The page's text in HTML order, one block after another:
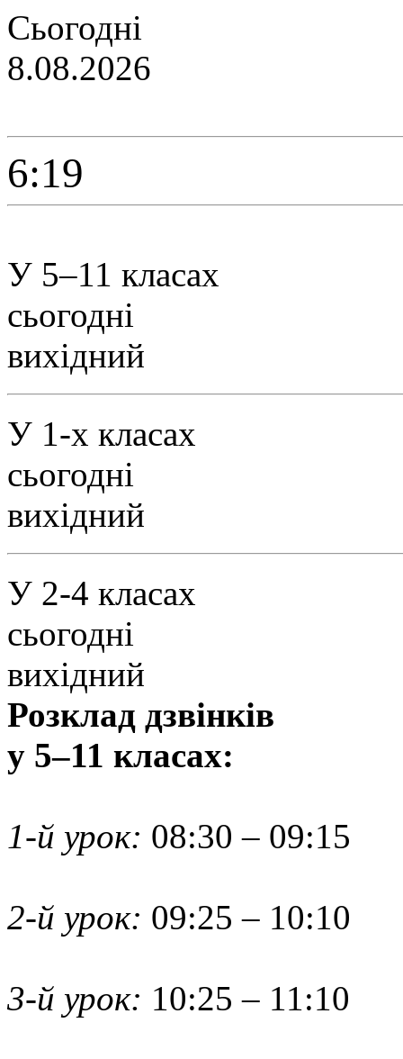
Сьогодні
8.08.2026
6:19
У 5–11 класах
сьогодні
вихідний
У 1-х класах
сьогодні
вихідний
У 2-4 класах
сьогодні
вихідний
Розклад дзвінків
у 5–11 класах:
1-й урок: 08:30 – 09:15
2-й урок: 09:25 – 10:10
3-й урок: 10:25 – 11:10